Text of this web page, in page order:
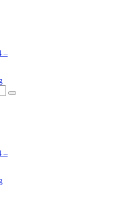
–
Search
–